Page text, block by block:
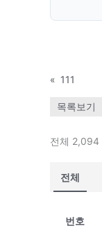
« 111
목록보기
전체 2,094
전체
번호